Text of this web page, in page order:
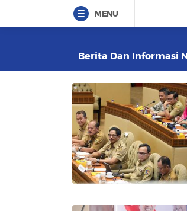
MENU
Berita Dan Informasi